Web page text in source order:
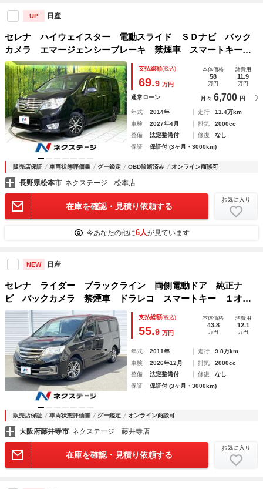
UP 日産
セレナ ハイウェイスター 電動スライド ＳＤナビ バック
カメラ エマージェンシーブレーキ 禁煙車 スマートキー
ビルトインＥＴＣ クルコン 車線逸脱警報 オートエアコ
ン リアオートエアコン １５インチＡＷ
支払総額(税込)
69.9 万円
本体価格
58
万円
諸費用
11.9
万円
通常ローン 月々 6,700 円
年式 2014年 走行
11.4万km
車検
2027年4月 排気
2000cc
整備
法定整備付 修復
なし
保証
保証付 (3ヶ月・3000km)
販売店保証 車両状態評価書 グー鑑定 OBD診断済み オンライン商談可
長野県松本市 ネクステージ 松本店
在庫を確認・見積り依頼する
お気に入り
今あなたの他に6人が見ています
NEW 日産
セレナ ライダー ブラックライン 両側電動ドア 純正ナ
ビ バックカメラ 禁煙車 ドラレコ スマートキー １オー
ナー ＨＩＤヘッド ＥＴＣ クルコン 純正１６インチアル
ミ オートライト オートエアコン Ｂｌｕｅｔｏｏｔ
支払総額(税込)
55.9 万円
本体価格
43.8
万円
諸費用
12.1
万円
年式 2011年 走行
9.8万km
車検
2026年12月 排気
2000cc
整備
法定整備付 修復
なし
保証
保証付 (3ヶ月・3000km)
販売店保証 車両状態評価書 グー鑑定 オンライン商談可
大阪府藤井寺市 ネクステージ 藤井寺店
在庫を確認・見積り依頼する
お気に入り